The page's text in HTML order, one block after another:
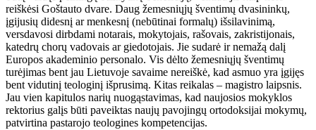
reiškėsi Goštauto dvare. Daug žemesniųjų šventimų dvasininkų,
įgijusių didesnį ar menkesnį (nebūtinai formalų) išsilavinimą,
versdavosi dirbdami notarais, mokytojais, rašovais, zakristijonais,
katedrų chorų vadovais ar giedotojais. Jie sudarė ir nemažą dalį
Europos akademinio personalo. Vis dėlto žemesniųjų šventimų
turėjimas bent jau Lietuvoje savaime nereiškė, kad asmuo yra įgijęs
bent vidutinį teologinį išprusimą. Kitas reikalas – magistro laipsnis.
Jau vien kapitulos narių nuogąstavimas, kad naujosios mokyklos
rektorius galįs būti paveiktas naujų pavojingų ortodoksijai mokymų,
patvirtina pastarojo teologines kompetencijas.